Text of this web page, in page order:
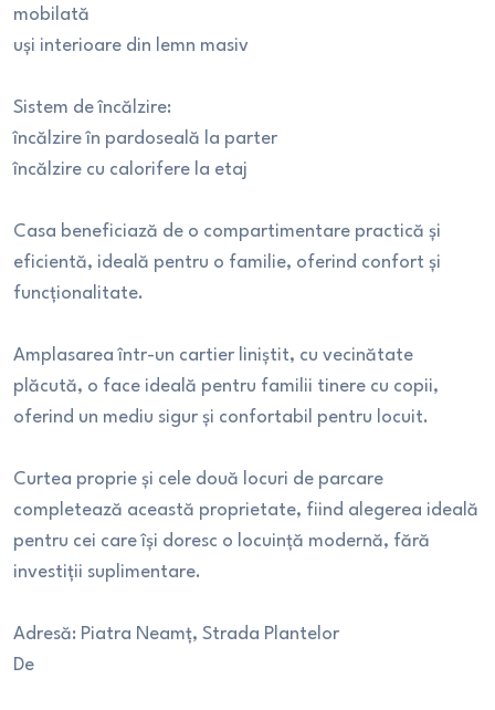
mobilată
uși interioare din lemn masiv
Sistem de încălzire:
încălzire în pardoseală la parter
încălzire cu calorifere la etaj
Casa beneficiază de o compartimentare practică și
eficientă, ideală pentru o familie, oferind confort și
funcționalitate.
Amplasarea într-un cartier liniștit, cu vecinătate
plăcută, o face ideală pentru familii tinere cu copii,
oferind un mediu sigur și confortabil pentru locuit.
Curtea proprie și cele două locuri de parcare
completează această proprietate, fiind alegerea ideală
pentru cei care își doresc o locuință modernă, fără
investiții suplimentare.
Adresă: Piatra Neamț, Strada Plantelor
De